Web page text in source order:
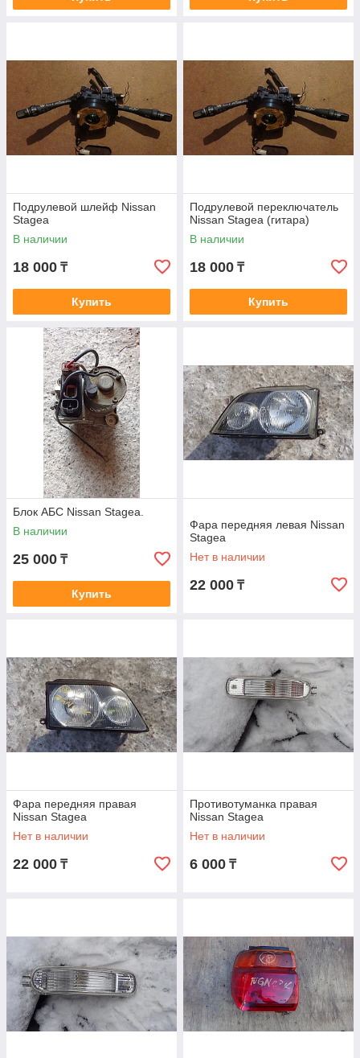
Подрулевой шлейф Nissan
Stagea
В наличии
18 000 ₸
Купить
Подрулевой переключатель
Nissan Stagea (гитара)
В наличии
18 000 ₸
Купить
Блок АБС Nissan Stagea.
В наличии
25 000 ₸
Купить
Фара передняя левая Nissan
Stagea
Нет в наличии
22 000 ₸
Фара передняя правая
Nissan Stagea
Нет в наличии
22 000 ₸
Противотуманка правая
Nissan Stagea
Нет в наличии
6 000 ₸